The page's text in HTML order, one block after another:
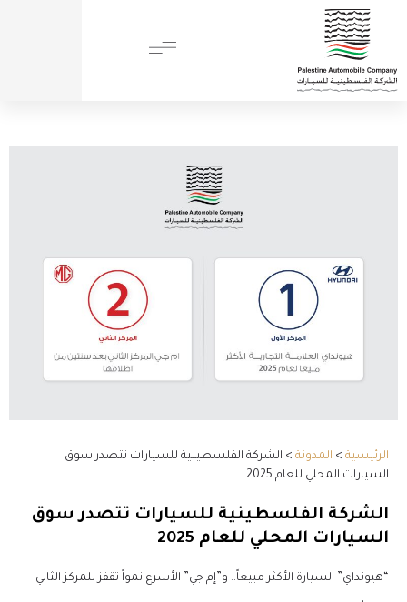
الرئيسية > المدونة > الشركة الفلسطينية للسيارات تتصدر سوق
السيارات المحلي للعام 2025
الشركة الفلسطينية للسيارات تتصدر سوق
السيارات المحلي للعام 2025
“هيونداي” السيارة الأكثر مبيعاً.. و”إم جي” الأسرع نمواً تقفز للمركز الثاني